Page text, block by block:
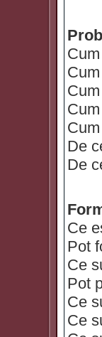
De
De
Ce
Pot
Ce
Pot
Ce
Ce